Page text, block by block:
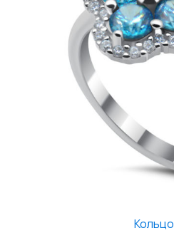
Кольцо